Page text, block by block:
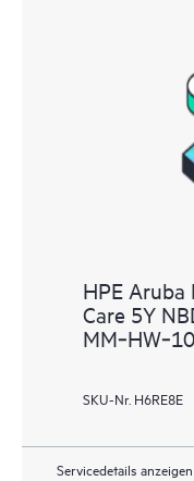
HPE
Care 5Y
SKU-Nr. H6RE8E
Servicedetails anzeigen